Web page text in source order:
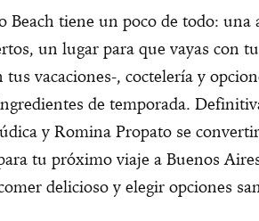
Beach tiene un poco de todo:
un lugar para que vayas con
tus vacaciones-, coctelería y
de temporada.
y Romina Propato se
tu próximo viaje a Buenos
delicioso y elegir opciones